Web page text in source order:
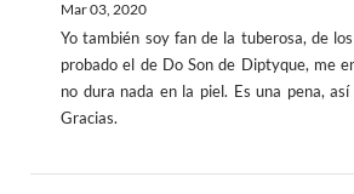
Mar 03, 2020
Yo también soy fan de la tuberosa, de
probado el de Do Son de Diptyque, me
no dura nada en la piel. Es una pena, así
Gracias.